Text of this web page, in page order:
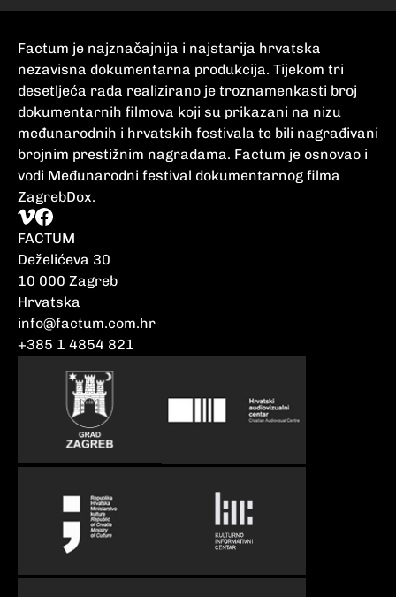
Factum je najznačajnija i najstarija hrvatska
nezavisna dokumentarna produkcija. Tijekom tri
desetljeća rada realizirano je troznamenkasti broj
dokumentarnih filmova koji su prikazani na nizu
međunarodnih i hrvatskih festivala te bili nagrađivani
brojnim prestižnim nagradama. Factum je osnovao i
vodi Međunarodni festival dokumentarnog filma
ZagrebDox.
FACTUM
Deželićeva 30
10 000 Zagreb
Hrvatska
info@factum.com.hr
+385 1 4854 821